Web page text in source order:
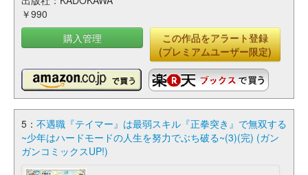
￥990
購入管理
この作品をアラート登録
(プレミアムユーザー限定)
5： 不遇職『テイマー』は最弱スキル『正拳突き』で無双する
~少年はハードモードの人生を努力でぶち破る~(3)(完) (ガン
ガンコミックスUP!)